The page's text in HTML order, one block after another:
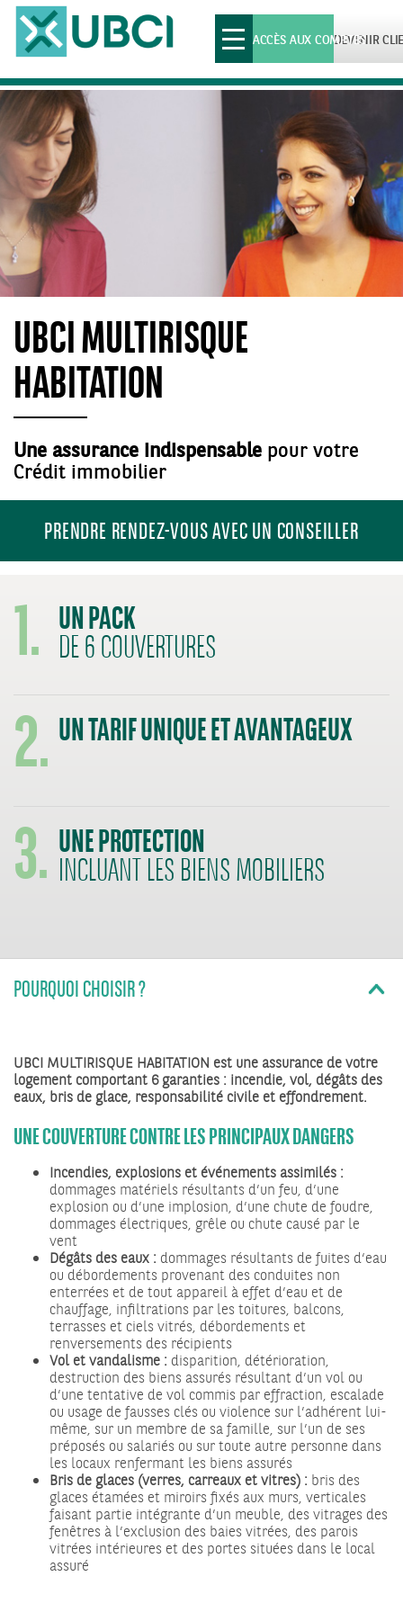
Toggle
navigationDEVENIR
ACCÈS AUX COMPTES
UBCI MULTIRISQUE
HABITATION
Une assurance indispensable pour votre
Crédit immobilier
PRENDRE RENDEZ-VOUS AVEC UN CONSEILLER
1. UN PACK
DE 6 COUVERTURES
2.UN TARIF UNIQUE ET AVANTAGEUX
3.UNE PROTECTION
INCLUANT LES BIENS MOBILIERS
POURQUOI CHOISIR ?
UBCI MULTIRISQUE HABITATION est une assurance de votre
logement comportant 6 garanties : incendie, vol, dégâts des
eaux, bris de glace, responsabilité civile et effondrement.
UNE COUVERTURE CONTRE LES PRINCIPAUX DANGERS
Incendies, explosions et événements assimilés :
dommages matériels résultants d’un feu, d’une
explosion ou d’une implosion, d’une chute de foudre,
dommages électriques, grêle ou chute causé par le
vent
Dégâts des eaux : dommages résultants de fuites d‘eau
ou débordements provenant des conduites non
enterrées et de tout appareil à effet d’eau et de
chauffage, infiltrations par les toitures, balcons,
terrasses et ciels vitrés, débordements et
renversements des récipients
Vol et vandalisme : disparition, détérioration,
destruction des biens assurés résultant d’un vol ou
d’une tentative de vol commis par effraction, escalade
ou usage de fausses clés ou violence sur l’adhérent lui-
même, sur un membre de sa famille, sur l’un de ses
préposés ou salariés ou sur toute autre personne dans
les locaux renfermant les biens assurés
Bris de glaces (verres, carreaux et vitres) : bris des
glaces étamées et miroirs fixés aux murs, verticales
faisant partie intégrante d’un meuble, des vitrages des
fenêtres à l’exclusion des baies vitrées, des parois
vitrées intérieures et des portes situées dans le local
assuré